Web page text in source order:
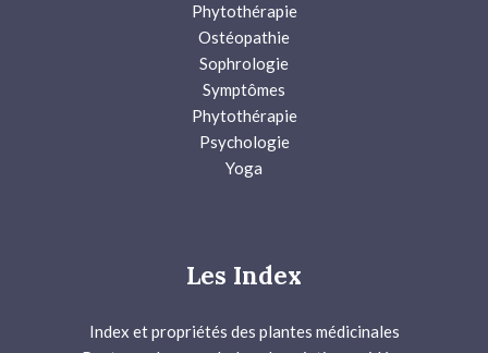
Phytothérapie
Ostéopathie
Sophrologie
Symptômes
Phytothérapie
Psychologie
Yoga
Les Index
Index et propriétés des plantes médicinales